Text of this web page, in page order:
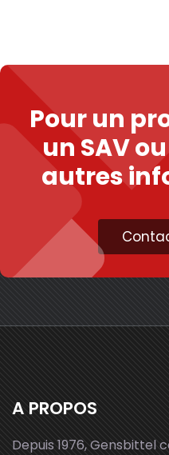
Pour un
un SAV
autres
A PROPOS
Depuis 1976, Gensbittel